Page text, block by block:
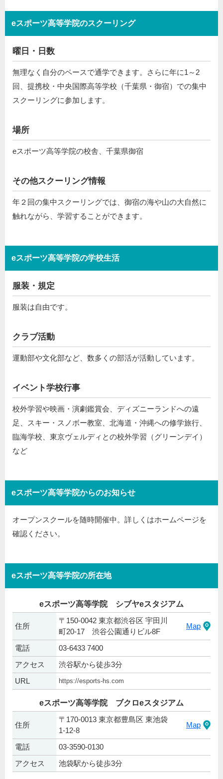
eスポーツ高等学院のスクーリング
曜日・日数
無理なく自分のペースで通学できます。さらに年に1～2
回、提携校・中央国際高等学校（千葉県・御宿）での集中
スクーリングに参加します。
場所
eスポーツ高等学院の校舎、千葉県御宿
その他スクーリング情報
年２回の集中スクーリングでは、御宿の海や山の大自然に
触れながら、学習することができます。
eスポーツ高等学院の学校生活
服装・規定
服装は自由です。
クラブ活動
運動部や文化部など、数多くの部活が活動しています。
イベント学校行事
校外学習や映画・演劇鑑賞会、ディズニーランドへの遠
足、スキー・スノボー教室、北海道・沖縄への修学旅行、
臨海学校、東京ヴェルディとの校外学習（グリーンデイ）
など
eスポーツ高等学院からのお知らせ
オープンスクールを随時開催中。詳しくはホームページを
確認ください。
eスポーツ高等学院の所在地
eスポーツ高等学院 シブヤeスタジアム
住所
〒150-0042 東京都渋谷区 宇田川
町20-17 渋谷公園通りビル8F
Map
電話
03-6433 7400
アクセス
渋谷駅から徒歩3分
URL
https://esports-hs.com
eスポーツ高等学院 ブクロeスタジアム
住所
〒170-0013 東京都豊島区 東池袋
1-12-8
Map
電話
03-3590-0130
アクセス
池袋駅から徒歩3分